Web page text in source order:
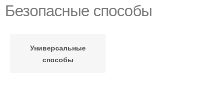
Безопасные способы
Универсальные
способы